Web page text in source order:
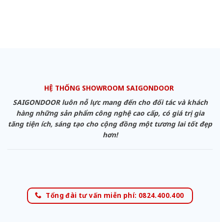
HỆ THỐNG SHOWROOM SAIGONDOOR
SAIGONDOOR luôn nỗ lực mang đến cho đối tác và khách
hàng những sản phẩm công nghệ cao cấp, có giá trị gia
tăng tiện ích, sáng tạo cho cộng đồng một tương lai tốt đẹp
hơn!
Tổng đài tư vấn miễn phí: 0824.400.400